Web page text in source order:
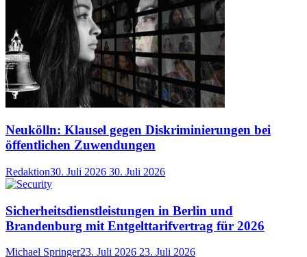
Neukölln: Klausel gegen Diskriminierungen bei
öffentlichen Zuwendungen
Redaktion30. Juli 2026 30. Juli 2026
Sicherheitsdienstleistungen in Berlin und
Brandenburg mit Entgelttarifvertrag für 2026
Michael Springer23. Juli 2026 23. Juli 2026